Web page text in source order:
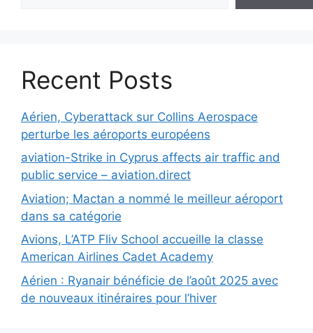
Recent Posts
Aérien, Cyberattack sur Collins Aerospace
perturbe les aéroports européens
aviation-Strike in Cyprus affects air traffic and
public service – aviation.direct
Aviation; Mactan a nommé le meilleur aéroport
dans sa catégorie
Avions, L’ATP Fliv School accueille la classe
American Airlines Cadet Academy
Aérien : Ryanair bénéficie de l’août 2025 avec
de nouveaux itinéraires pour l’hiver